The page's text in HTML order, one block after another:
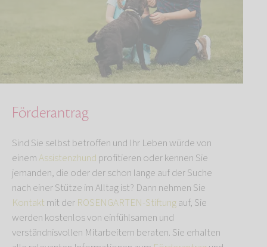
Förderantrag
Sind Sie selbst betroffen und Ihr Leben würde von
einemAssistenzhund profitieren oder kennen Sie
jemanden, die oder der schon lange auf der Suche
nach einer Stütze im Alltag ist? Dann nehmen Sie
Kontakt mit der ROSENGARTEN-Stiftungauf, Sie
werden kostenlos von einfühlsamen und
verständnisvollen Mitarbeitern beraten. Sie erhalten